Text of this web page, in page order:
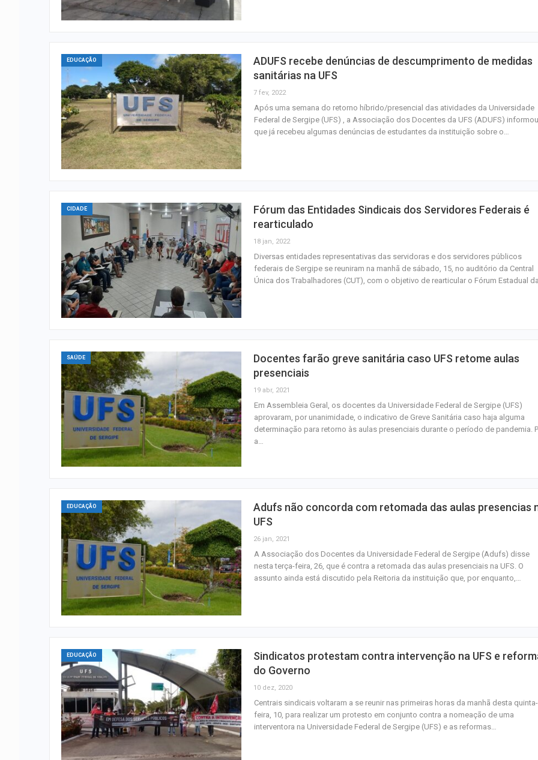
EDUCAÇÃO
ADUFS recebe denúncias de descumprimento de medidas
sanitárias na UFS
7 fev, 2022
Após uma semana do retorno híbrido/presencial das atividades da Universidade
Federal de Sergipe (UFS) , a Associação dos Docentes da UFS (ADUFS) informou
que já recebeu algumas denúncias de estudantes da instituição sobre o…
CIDADE
Fórum das Entidades Sindicais dos Servidores Federais é
rearticulado
18 jan, 2022
Diversas entidades representativas das servidoras e dos servidores públicos
federais de Sergipe se reuniram na manhã de sábado, 15, no auditório da Central
Única dos Trabalhadores (CUT), com o objetivo de rearticular o Fórum Estadual
SAÚDE
Docentes farão greve sanitária caso UFS retome aulas
presenciais
19 abr, 2021
Em Assembleia Geral, os docentes da Universidade Federal de Sergipe (UFS)
aprovaram, por unanimidade, o indicativo de Greve Sanitária caso haja alguma
determinação para retorno às aulas presenciais durante o período de pandemia.
a…
EDUCAÇÃO
Adufs não concorda com retomada das aulas presencias
UFS
26 jan, 2021
A Associação dos Docentes da Universidade Federal de Sergipe (Adufs) disse
nesta terça-feira, 26, que é contra a retomada das aulas presenciais na UFS. O
assunto ainda está discutido pela Reitoria da instituição que, por enquanto,…
EDUCAÇÃO
Sindicatos protestam contra intervenção na UFS e
do Governo
10 dez, 2020
Centrais sindicais voltaram a se reunir nas primeiras horas da manhã desta quinta-
feira, 10, para realizar um protesto em conjunto contra a nomeação de uma
interventora na Universidade Federal de Sergipe (UFS) e as reformas…